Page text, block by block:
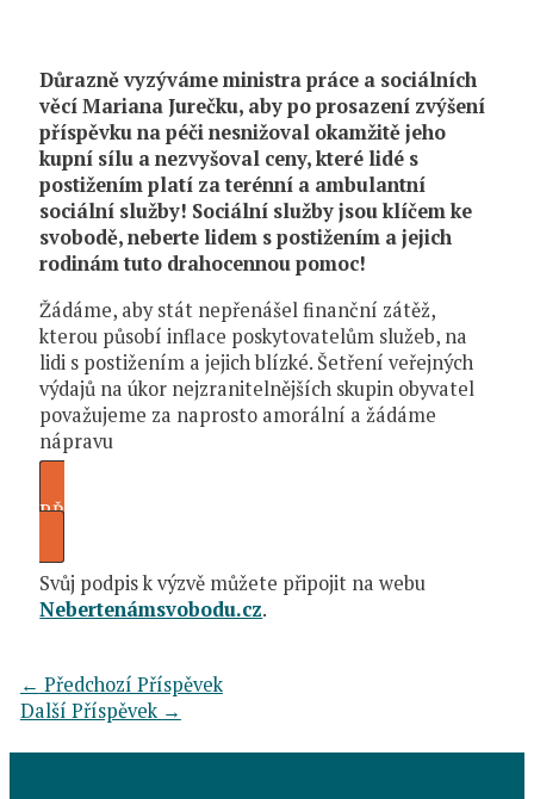
Důrazně vyzýváme ministra práce a sociálních
věcí Mariana Jurečku, aby po prosazení zvýšení
příspěvku na péči nesnižoval okamžitě jeho
kupní sílu a nezvyšoval ceny, které lidé s
postižením platí za terénní a ambulantní
sociální služby! Sociální služby jsou klíčem ke
svobodě, neberte lidem s postižením a jejich
rodinám tuto drahocennou pomoc!
Žádáme, aby stát nepřenášel finanční zátěž,
kterou působí inflace poskytovatelům služeb, na
lidi s postižením a jejich blízké. Šetření veřejných
výdajů na úkor nejzranitelnějších skupin obyvatel
považujeme za naprosto amorální a žádáme
nápravu
PŘEČTĚTE SI PLNÉ ZNĚNÍ VÝZVY
Svůj podpis k výzvě můžete připojit na webu
Nebertenámsvobodu.cz.
← Předchozí Příspěvek
Další Příspěvek →